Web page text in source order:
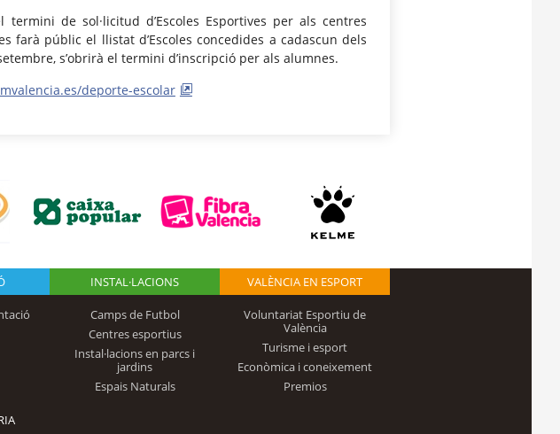
de sol·licitud d’Escoles Esportives per als centres
farà públic el llistat d’Escoles concedides a cadascun dels
s’obrirà el termini d’inscripció per als alumnes.
deporte-escolar
INSTAL·LACIONS
Camps de Futbol
Centres esportius
Instal·lacions en parcs i
jardins
Espais Naturals
VALÈNCIA EN ESPORT
Voluntariat Esportiu de
València
Turisme i esport
Econòmica i coneixement
Premios